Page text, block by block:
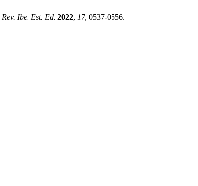
Rev. Ibe. Est. Ed. 2022, 17, 0537-0556.